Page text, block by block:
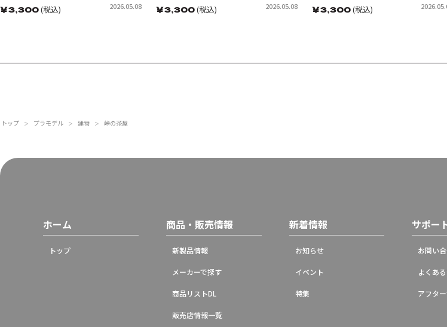
￥3,300(税込) 2026.05.08 ￥3,300(税込) 2026.05.08 ￥3,300(税込)
トップ ＞ プラモデル ＞ 建物 ＞ 峠の茶屋
ホーム
トップ
商品・販売情報
新製品情報
メーカーで探す
商品リストDL
販売店情報一覧
新着情報
お知らせ
イベント
特集
サポー
お問い
よくあ
アフタ